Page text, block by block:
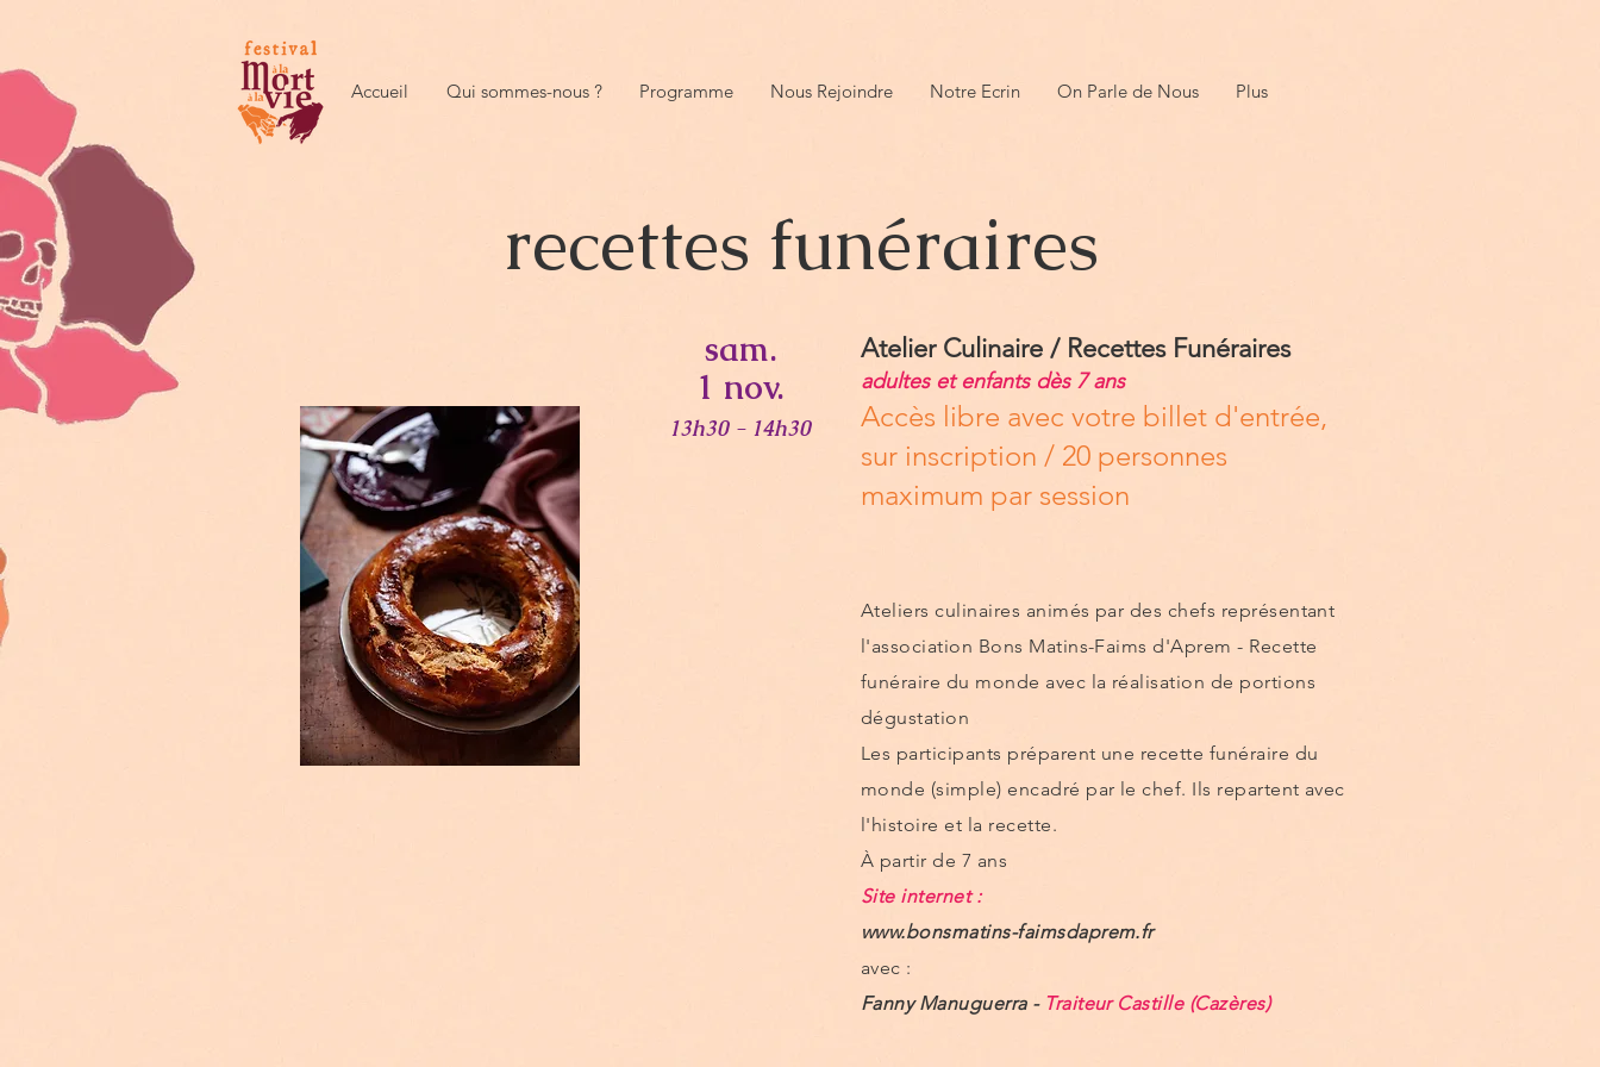
Accueil Qui sommes-nous ? Programme Nous Rejoindre Notre Ecrin On Parle de Nous Plus
recettes funéraires
sam.
1 nov.
13h30 - 14h30
Atelier Culinaire / Recettes Funéraires
adultes et enfants dès 7 ans
Accès libre avec votre billet d'entrée,
sur inscription / 20 personnes
maximum par session
Ateliers culinaires animés par des chefs représentant
l'association Bons Matins-Faims d'Aprem - Recette
funéraire du monde avec la réalisation de portions
dégustation
Les participants préparent une recette funéraire du
monde (simple) encadré par le chef. Ils repartent avec
l'histoire et la recette.
À partir de 7 ans
Site internet :
www.bonsmatins-faimsdaprem.fr
avec :
Fanny Manuguerra - Traiteur Castille (Cazères)